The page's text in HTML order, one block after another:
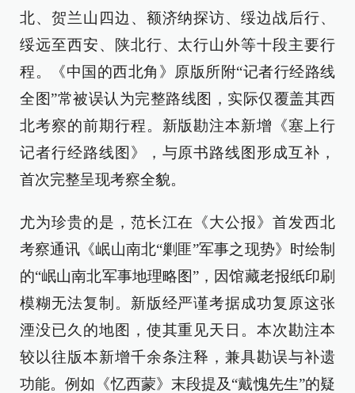
北、贺兰山四边、额济纳探访、绥边战后行、
绥远至西安、陕北行、太行山外等十段主要行
程。《中国的西北角》原版所附“记者行经路线
全图”常被误认为完整路线图，实际仅覆盖其西
北考察的前期行程。新版勘注本新增《塞上行
记者行经路线图》，与原书路线图形成互补，
首次完整呈现考察全貌。
尤为珍贵的是，范长江在《大公报》首发西北
考察通讯《岷山南北“剿匪”军事之现势》时绘制
的“岷山南北军事地理略图”，因馆藏老报纸印刷
模糊无法复制。新版经严谨考据成功复原这张
湮没已久的地图，使其重见天日。本次勘注本
较以往版本新增千余条注释，兼具勘误与补遗
功能。例如《忆西蒙》末段提及“戴愧先生”的疑